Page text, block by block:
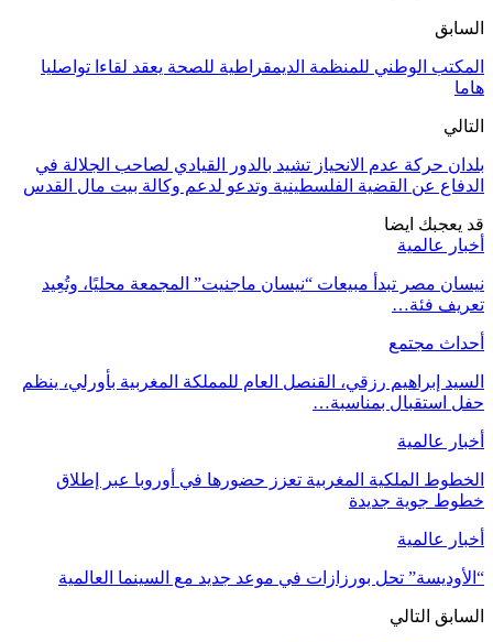
السابق
المكتب الوطني للمنظمة الديمقراطية للصحة يعقد لقاءا تواصليا
هاما
التالي
بلدان حركة عدم الانحياز تشيد بالدور القيادي لصاحب الجلالة في
الدفاع عن القضية الفلسطينية وتدعو لدعم وكالة بيت مال القدس
قد يعجبك ايضا
أخبار عالمية
نيسان مصر تبدأ مبيعات “نيسان ماجنيت” المجمعة محليًا، وتُعِيد
تعريف فئة…
أحداث مجتمع
السيد إبراهيم رزقي، القنصل العام للمملكة المغربية بأورلي، ينظم
حفل استقبال بمناسبة…
أخبار عالمية
الخطوط الملكية المغربية تعزز حضورها في أوروبا عبر إطلاق
خطوط جوية جديدة
أخبار عالمية
“الأوديسة” تحل بورزازات في موعد جديد مع السينما العالمية
السابق التالي